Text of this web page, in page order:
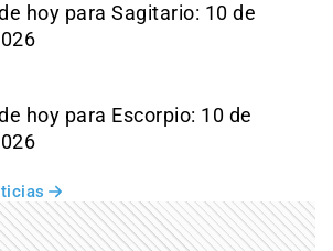
hoy para Sagitario: 10 de
hoy para Escorpio: 10 de